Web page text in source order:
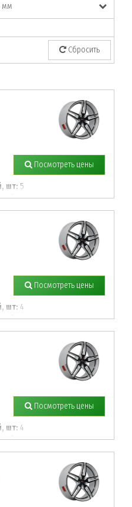
мм
Сбросить
шт: 5
мм:
Посмотреть цены
шт: 4
мм:
Посмотреть цены
шт: 4
мм:
Посмотреть цены
найдены!